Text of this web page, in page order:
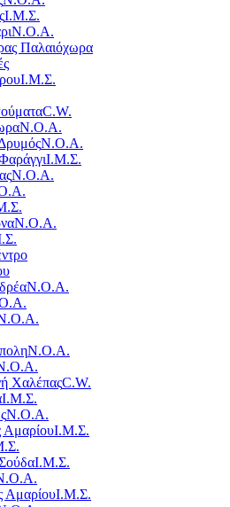
Ι.Μ.Σ.
Ν.Ο.Α.
Παλαιόχωρα
Ι.Μ.Σ.
C.W.
Ν.Ο.Α.
Ν.Ο.Α.
Ι.Μ.Σ.
Ν.Ο.Α.
Ν.Ο.Α.
Ν.Ο.Α.
Ν.Ο.Α.
ΧαλέπαςC.W.
Ι.Μ.Σ.
Ν.Ο.Α.
Ι.Μ.Σ.
Ι.Μ.Σ.
ΑμαρίουΙ.Μ.Σ.